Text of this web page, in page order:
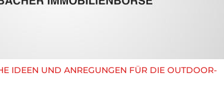
IDEEN UND ANREGUNGEN FÜR DIE OUTDOOR-